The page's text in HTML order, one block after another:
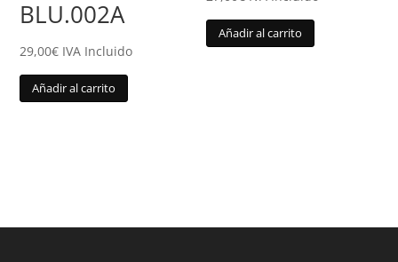
BLU.002A
29,00€ IVA Incluido
Añadir al carrito
Añadir al carrito